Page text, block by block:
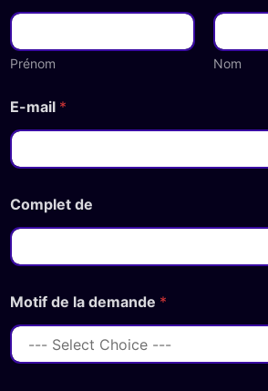
Prénom Nom
E-mail *
Complet de
Motif de la demande *